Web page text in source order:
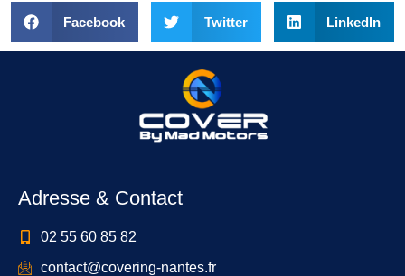
Facebook Twitter LinkedIn
Adresse & Contact
02 55 60 85 82
contact@covering-nantes.fr